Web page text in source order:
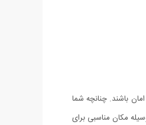
باشند. چنانچه شما
مکان مناسبی برای